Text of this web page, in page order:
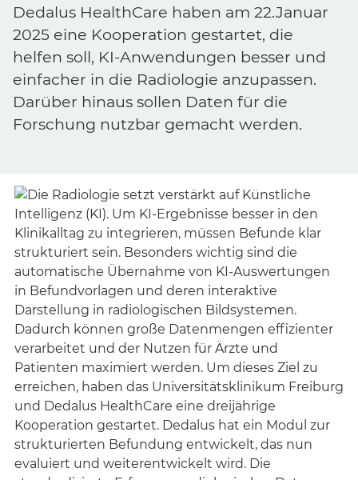
Dedalus HealthCare haben am 22.Januar
2025 eine Kooperation gestartet, die
helfen soll, KI-Anwendungen besser und
einfacher in die Radiologie anzupassen.
Darüber hinaus sollen Daten für die
Forschung nutzbar gemacht werden.